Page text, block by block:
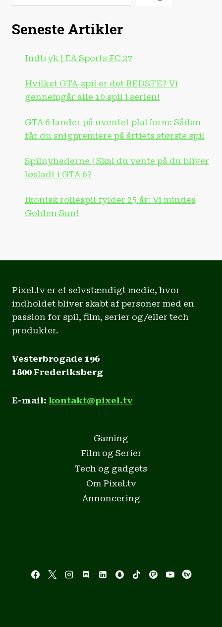
CES
Seneste Artikler
Indtryk | EA Sports FC 27
Hvilket GTA-spil er det BEDSTE? Vi
gennemgår alle 10 spil i serien!
GTA 6 lander på uventet platform: Sådan
får du snigpremiere på årtiets største spil
Spilnyhederne | Skal du vente på du bliver
løsladt i GTA 6?
Ikonisk rollespil fylder 25 år: Vi mindes
Golden Sun!
Pixel.tv er et selvstændigt medie, hvor
indholdet bliver skabt af personer med en
passion for spil, film, serier og/eller tech
produkter.
Vesterbrogade 196
1800 Frederiksberg
E-mail: kontakt@pixel.tv
Gaming
Film og Serier
Tech og gadgets
Om Pixel.tv
Annoncering